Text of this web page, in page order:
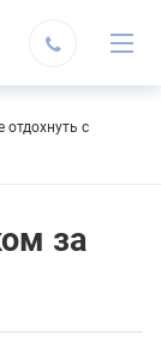
отдохнуть с
за